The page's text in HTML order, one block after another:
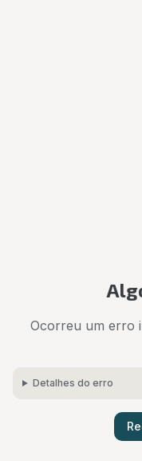
Ocorreu um erro
Detalhes do erro